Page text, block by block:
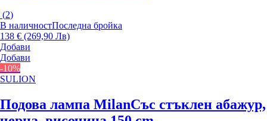
(2)
В наличностПоследна бройка
138 € (269,90 Лв)
Добави
Добави
-10%
SULION
Подова лампа MilanСъс стъклен абажур,